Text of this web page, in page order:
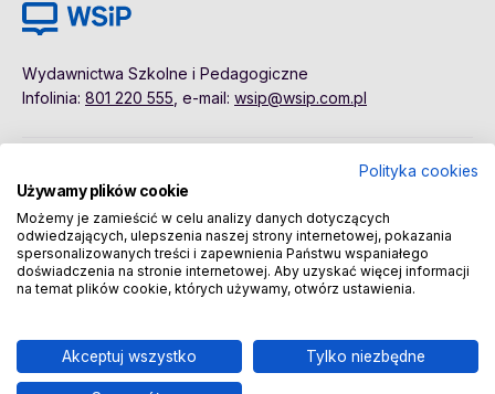
Wydawnictwa Szkolne i Pedagogiczne
Infolinia: 801 220 555 , e-mail: wsip@wsip.com.pl
Dane osobowe
Regulamin
Pierwsze kroki
Sklep
Polityka cookies
Używamy plików cookie
Możemy je zamieścić w celu analizy danych dotyczących
odwiedzających, ulepszenia naszej strony internetowej, pokazania
spersonalizowanych treści i zapewnienia Państwu wspaniałego
doświadczenia na stronie internetowej. Aby uzyskać więcej informacji
na temat plików cookie, których używamy, otwórz ustawienia.
Akceptuj wszystko Tylko niezbędne